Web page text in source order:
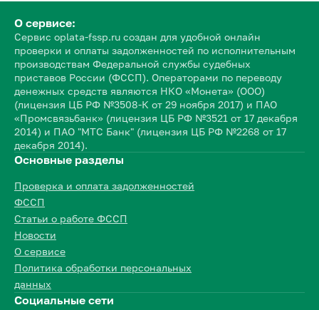
О сервисе:
Сервис oplata-fssp.ru создан для удобной онлайн
проверки и оплаты задолженностей по исполнительным
производствам Федеральной службы судебных
приставов России (ФССП). Операторами по переводу
денежных средств являются НКО «Монета» (ООО)
(лицензия ЦБ РФ №3508-К от 29 ноября 2017) и ПАО
«Промсвязьбанк» (лицензия ЦБ РФ №3521 от 17 декабря
2014) и ПАО "МТС Банк" (лицензия ЦБ РФ №2268 от 17
декабря 2014).
Основные разделы
Проверка и оплата задолженностей
ФССП
Статьи о работе ФССП
Новости
О сервисе
Политика обработки персональных
данных
Социальные сети